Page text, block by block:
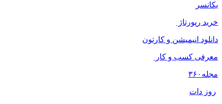
یکانسر
خرید رپورتاژ
دانلود انیمیشن و کارتون
معرفی کسب و کار
مجله ۳۶۰
روز دات